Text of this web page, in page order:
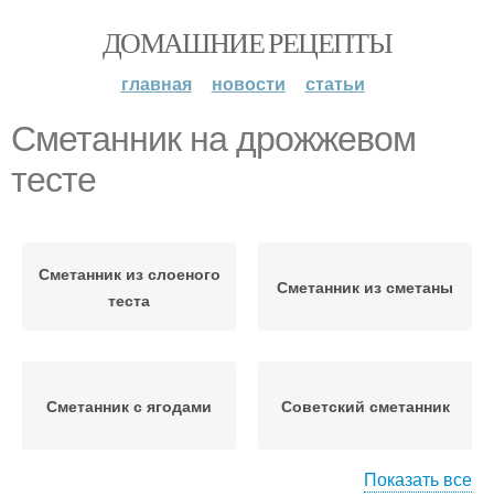
ДОМАШНИЕ РЕЦЕПТЫ
главная новости статьи
Сметанник на дрожжевом
тесте
Сметанник из слоеного
теста
Сметанник из сметаны
Сметанник с ягодами Советский сметанник
Показать все